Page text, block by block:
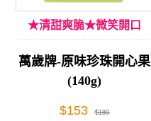
★清甜爽脆★微笑開口
萬歲牌-原味珍珠開心果
(140g)
$153 $180